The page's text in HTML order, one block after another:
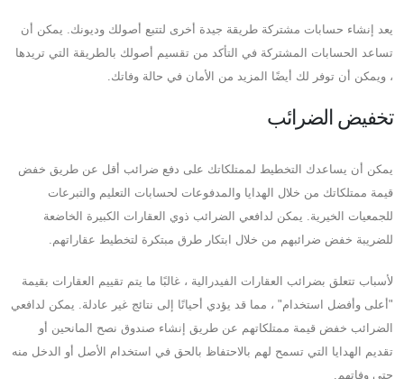
يعد إنشاء حسابات مشتركة طريقة جيدة أخرى لتتبع أصولك وديونك. يمكن أن
تساعد الحسابات المشتركة في التأكد من تقسيم أصولك بالطريقة التي تريدها
، ويمكن أن توفر لك أيضًا المزيد من الأمان في حالة وفاتك.
تخفيض الضرائب
يمكن أن يساعدك التخطيط لممتلكاتك على دفع ضرائب أقل عن طريق خفض
قيمة ممتلكاتك من خلال الهدايا والمدفوعات لحسابات التعليم والتبرعات
للجمعيات الخيرية. يمكن لدافعي الضرائب ذوي العقارات الكبيرة الخاضعة
للضريبة خفض ضرائبهم من خلال ابتكار طرق مبتكرة لتخطيط عقاراتهم.
لأسباب تتعلق بضرائب العقارات الفيدرالية ، غالبًا ما يتم تقييم العقارات بقيمة
"أعلى وأفضل استخدام" ، مما قد يؤدي أحيانًا إلى نتائج غير عادلة. يمكن لدافعي
الضرائب خفض قيمة ممتلكاتهم عن طريق إنشاء صندوق نصح المانحين أو
تقديم الهدايا التي تسمح لهم بالاحتفاظ بالحق في استخدام الأصل أو الدخل منه
حتى وفاتهم.